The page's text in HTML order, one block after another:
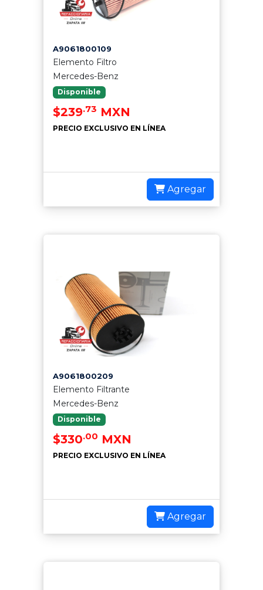
A9061800109
Elemento Filtro
Mercedes-Benz
Disponible
$239.73 MXN
PRECIO EXCLUSIVO EN LÍNEA
Agregar
A9061800209
Elemento Filtrante
Mercedes-Benz
Disponible
$330.00 MXN
PRECIO EXCLUSIVO EN LÍNEA
Agregar